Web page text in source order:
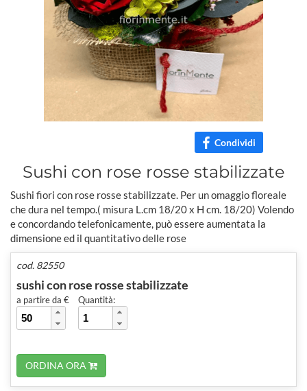
Condividi
Sushi con rose rosse stabilizzate
Sushi fiori con rose rosse stabilizzate. Per un omaggio floreale
che dura nel tempo.( misura L.cm 18/20 x H cm. 18/20) Volendo
e concordando telefonicamente, può essere aumentata la
dimensione ed il quantitativo delle rose
cod. 82550
sushi con rose rosse stabilizzate
a partire da € Quantità:
ORDINA ORA